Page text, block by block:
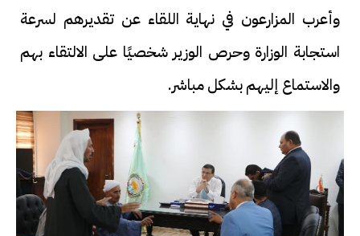
وأعرب المزارعون في نهاية اللقاء عن تقديرهم لسرعة
استجابة الوزارة وحرص الوزير شخصيًا على الالتقاء بهم
والاستماع إليهم بشكل مباشر.